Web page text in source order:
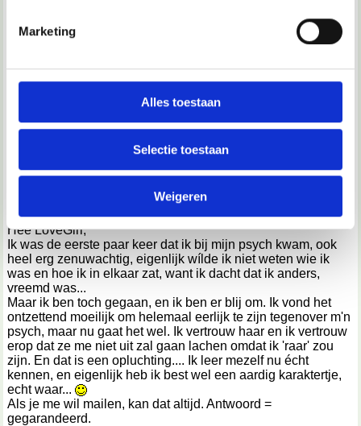
personaliseren, om functies voor social media te bieden
en om ons websiteverkeer te analyseren. Ook delen we
informatie over jouw gebruik van onze site met onze
partners kunnen deze gegevens combineren met andere
informatie die je aan ze hebt verstrekt of die ze hebben
verzameld op basis van jouw gebruik van hun services.
We werken samen met
kunnen ontvangen en verwerken.
Marketing
Alles toestaan
Selectie toestaan
Weigeren
Ik zal deze topic verwijderen omdat er al een topic over
Bedantk voor je reactie
Je hoeft hem van mij niet persé te verwijderen, dan had ik
Maar als je het wilt mag het natuurlijk
wel. Kijk maar.
16-05-2002, 10:40
Hee LoveGirl,
Ik was de eerste paar keer dat ik bij mijn psych kwam, ook
heel erg zenuwachtig, eigenlijk wílde ik niet weten wie ik
was en hoe ik in elkaar zat, want ik dacht dat ik anders,
vreemd was...
Maar ik ben toch gegaan, en ik ben er blij om. Ik vond het
ontzettend moeilijk om helemaal eerlijk te zijn tegenover m'n
psych, maar nu gaat het wel. Ik vertrouw haar en ik vertrouw
erop dat ze me niet uit zal gaan lachen omdat ik 'raar' zou
zijn. En dat is een opluchting.... Ik leer mezelf nu écht
kennen, en eigenlijk heb ik best wel een aardig karaktertje,
echt waar...
Als je me wil mailen, kan dat altijd. Antwoord =
gegarandeerd.